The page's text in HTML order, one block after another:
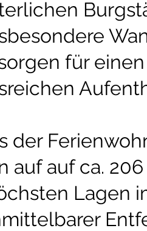
für
der
auf auf ca.
Lagen